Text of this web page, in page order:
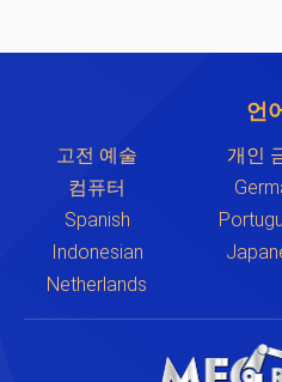
언
고전 예술 개인
컴퓨터
Spanish
Indonesian
Netherlands